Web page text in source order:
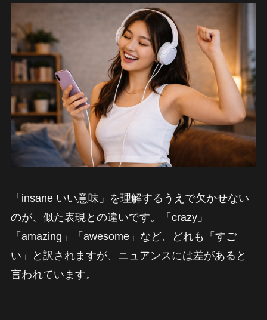
「insane いい意味」を理解するうえで欠かせない
のが、似た表現との違いです。「crazy」
「amazing」「awesome」など、どれも「すご
い」と訳されますが、ニュアンスには差があると
言われています。